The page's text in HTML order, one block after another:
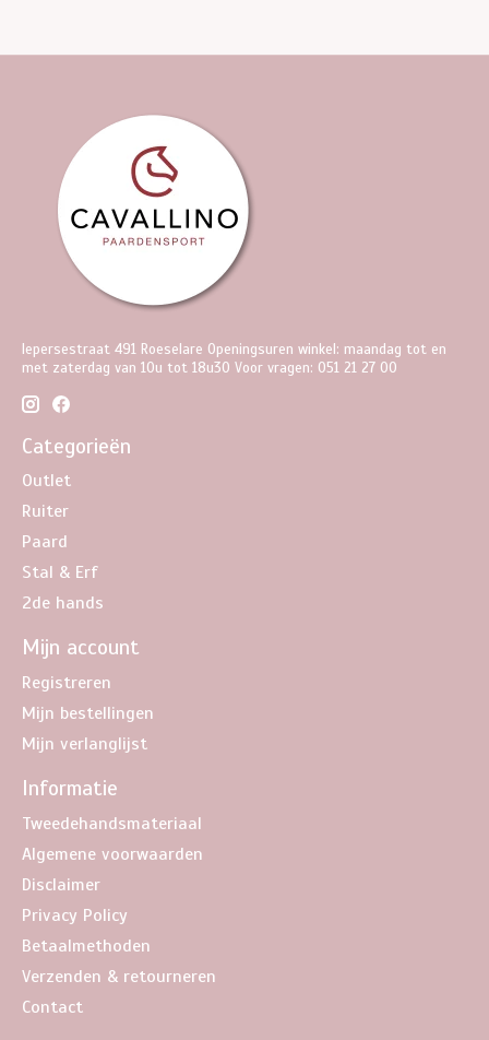
Iepersestraat 491 Roeselare Openingsuren winkel: maandag tot en
met zaterdag van 10u tot 18u30 Voor vragen: 051 21 27 00
Categorieën
Outlet
Ruiter
Paard
Stal & Erf
2de hands
Mijn account
Registreren
Mijn bestellingen
Mijn verlanglijst
Informatie
Tweedehandsmateriaal
Algemene voorwaarden
Disclaimer
Privacy Policy
Betaalmethoden
Verzenden & retourneren
Contact